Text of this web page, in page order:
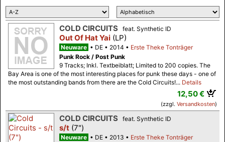
COLD CIRCUITS feat. Synthetic ID
Out Of Hat Yai (LP)
Neuware DE 2014
Erste Theke Tonträger
Punk Rock / Post Punk
9 Tracks; Inkl. Textbeiblatt; Limited to 200 copies. The
Bay Area is one of the most interesting places for punk these days - one of
the most outstanding bands from there are the Cold Circuits!... Details
12,50 €
(zzgl. Versandkosten)
COLD CIRCUITS feat. Synthetic ID
s/t (7")
Neuware DE 2013
Erste Theke Tonträger